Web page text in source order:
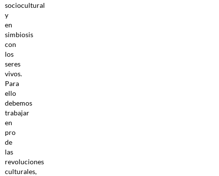
sociocultural
y
en
simbiosis
con
los
seres
vivos.
Para
ello
debemos
trabajar
en
pro
de
las
revoluciones
culturales,